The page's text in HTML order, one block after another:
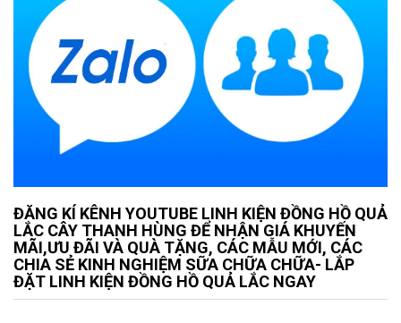
ĐĂNG KÍ KÊNH YOUTUBE LINH KIỆN ĐỒNG HỒ QUẢ
LẮC CÂY THANH HÙNG ĐỂ NHẬN GIÁ KHUYẾN
MÃI,ƯU ĐÃI VÀ QUÀ TẶNG, CÁC MẪU MỚI, CÁC
CHIA SẺ KINH NGHIỆM SỮA CHỮA CHỮA- LẮP
ĐẶT LINH KIỆN ĐỒNG HỒ QUẢ LẮC NGAY